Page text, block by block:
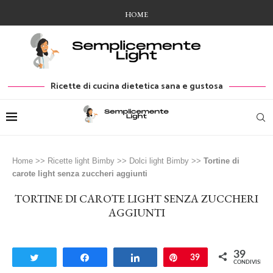
HOME
Ricette di cucina dietetica sana e gustosa
Home >> Ricette light Bimby >> Dolci light Bimby >> Tortine di
carote light senza zuccheri aggiunti
TORTINE DI CAROTE LIGHT SENZA ZUCCHERI
AGGIUNTI
Pin
39 39
CONDIVISIONI